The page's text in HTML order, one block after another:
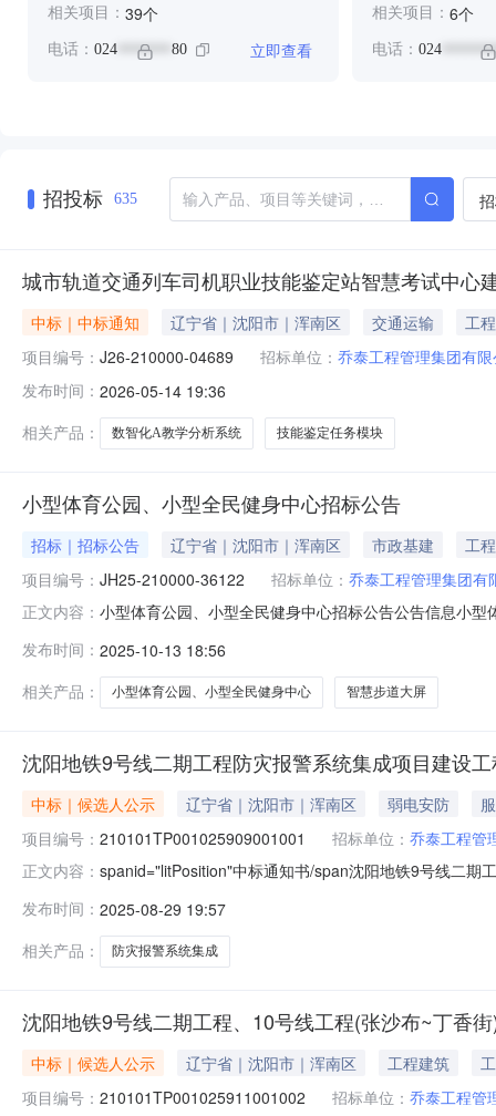
**、郑**、马*
相关项目： 39个
电话： 024 ******* 80 立即查看
相关项目： 6个
电话： 024
招投标 635
城市轨道交通列车司机职业技能鉴定站智慧考试中心
中标｜中标通知 辽宁省｜沈阳市｜浑南区 交通运输
工程
项目编号： J26-210000-04689 招标单位： 乔泰工程管理集团有
发布时间： 2026-05-14 19:36
相关产品：
数智化A教学分析系统 技能鉴定任务模块
小型体育公园、小型全民健身中心招标公告
招标｜招标公告 辽宁省｜沈阳市｜浑南区 市政基建
工程
项目编号： JH25-210000-36122 招标单位： 乔泰工程管理集团有
正文内容： 小型体育公园、小型全民健身中心招标公告公告信息小
项目名称：小型体育公园、小型全民健身中心包组编号
发布时间： 2025-10-13 18:56
相关产品：
小型体育公园、小型全民健身中心 智慧步道大屏
沈阳地铁9号线二期工程防灾报警系统集成项目建设
中标｜候选人公示 辽宁省｜沈阳市｜浑南区 弱电安防
项目编号： 210101TP001025909001001 招标单位： 乔泰工程管
正文内容： spanid="litPosition"中标通知书/span沈阳地铁9号线二期
式公开招标公示开始时间2025年08月29日公示结束时间
发布时间： 2025-08-29 19:57
相关产品：
防灾报警系统集成
沈阳地铁9号线二期工程、10号线工程(张沙布~丁香
中标｜候选人公示 辽宁省｜沈阳市｜浑南区 工程建筑
项目编号： 210101TP001025911001002 招标单位： 乔泰工程管